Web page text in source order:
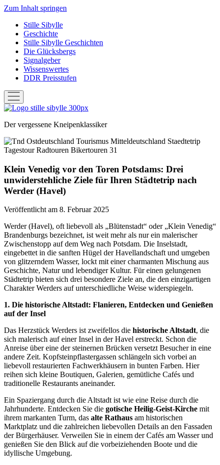
Zum Inhalt springen
Stille Sibylle
Geschichte
Stille Sibylle Geschichten
Die Glücksbergs
Signalgeber
Wissenswertes
DDR Preisstufen
Menü
öffnen
Stille
Der vergessene Kneipenklassiker
Klein Venedig vor den Toren Potsdams: Drei
unwiderstehliche Ziele für Ihren Städtetrip nach
Werder (Havel)
Veröffentlicht am 8. Februar 2025
Werder (Havel), oft liebevoll als „Blütenstadt“ oder „Klein Venedig“
Brandenburgs bezeichnet, ist weit mehr als nur ein malerischer
Zwischenstopp auf dem Weg nach Potsdam. Die Inselstadt,
eingebettet in die sanften Hügel der Havellandschaft und umgeben
von glitzerndem Wasser, lockt mit einer charmanten Mischung aus
Geschichte, Natur und lebendiger Kultur. Für einen gelungenen
Städtetrip bieten sich drei besondere Ziele an, die den einzigartigen
Charakter Werders auf unterschiedliche Weise widerspiegeln.
1. Die historische Altstadt: Flanieren, Entdecken und Genießen
auf der Insel
Das Herzstück Werders ist zweifellos die historische Altstadt, die
sich malerisch auf einer Insel in der Havel erstreckt. Schon die
Anreise über eine der steinernen Brücken versetzt Besucher in eine
andere Zeit. Kopfsteinpflastergassen schlängeln sich vorbei an
liebevoll restaurierten Fachwerkhäusern in bunten Farben. Hier
reihen sich kleine Boutiquen, Galerien, gemütliche Cafés und
traditionelle Restaurants aneinander.
Ein Spaziergang durch die Altstadt ist wie eine Reise durch die
Jahrhunderte. Entdecken Sie die gotische Heilig-Geist-Kirche mit
ihrem markanten Turm, das alte Rathaus am historischen
Marktplatz und die zahlreichen liebevollen Details an den Fassaden
der Bürgerhäuser. Verweilen Sie in einem der Cafés am Wasser und
genießen Sie den Blick auf die vorbeiziehenden Boote und die
idyllische Umgebung.